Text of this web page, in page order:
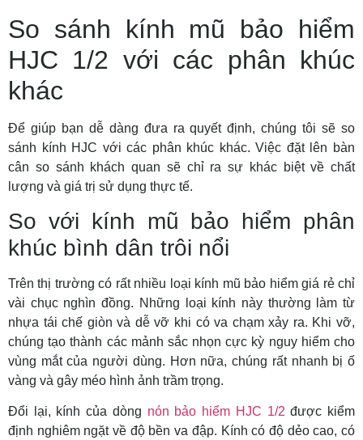
So sánh kính mũ bảo hiểm
HJC 1/2 với các phân khúc
khác
Để giúp bạn dễ dàng đưa ra quyết định, chúng tôi sẽ so
sánh kính HJC với các phân khúc khác. Việc đặt lên bàn
cân so sánh khách quan sẽ chỉ ra sự khác biệt về chất
lượng và giá trị sử dụng thực tế.
So với kính mũ bảo hiểm phân
khúc bình dân trôi nổi
Trên thị trường có rất nhiều loại kính mũ bảo hiểm giá rẻ chỉ
vài chục nghìn đồng. Những loại kính này thường làm từ
nhựa tái chế giòn và dễ vỡ khi có va chạm xảy ra. Khi vỡ,
chúng tạo thành các mảnh sắc nhọn cực kỳ nguy hiểm cho
vùng mắt của người dùng. Hơn nữa, chúng rất nhanh bị ố
vàng và gây méo hình ảnh trầm trọng.
Đổi lại, kính của dòng nón bảo hiểm HJC 1/2 được kiểm
định nghiêm ngặt về độ bền va đập. Kính có độ dẻo cao, có